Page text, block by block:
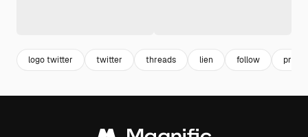
logo twitter twitter threads lien follow profil